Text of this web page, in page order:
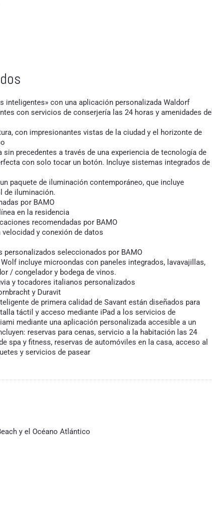
inteligentes» con una aplicación personalizada Waldorf
con servicios de conserjería las 24 horas y amenidades del
con impresionantes vistas de la ciudad y el horizonte de
precedentes a través de una experiencia de tecnología de
con solo tocar un botón. Incluye sistemas integrados de
paquete de iluminación contemporáneo, que incluye
de iluminación.
por BAMO
en la residencia
recomendadas por BAMO
y conexión de datos
personalizados seleccionados por BAMO
incluye microondas con paneles integrados, lavavajillas,
/ congelador y bodega de vinos.
y tocadores italianos personalizados
y Duravit
de primera calidad de Savant están diseñados para
táctil y acceso mediante iPad a los servicios de
mediante una aplicación personalizada accesible a un
reservas para cenas, servicio a la habitación las 24
spa y fitness, reservas de automóviles en la casa, acceso al
y servicios de pasear
y el Océano Atlántico